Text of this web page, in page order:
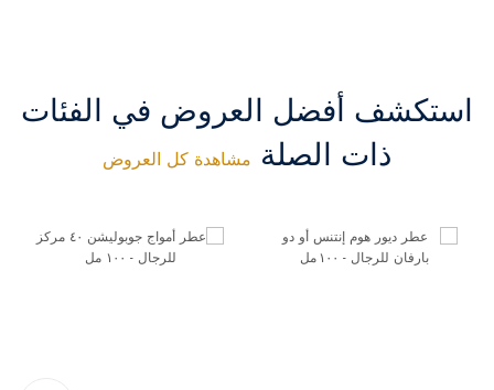
استكشف أفضل العروض في الفئات
ذات الصلة مشاهدة كل العروض